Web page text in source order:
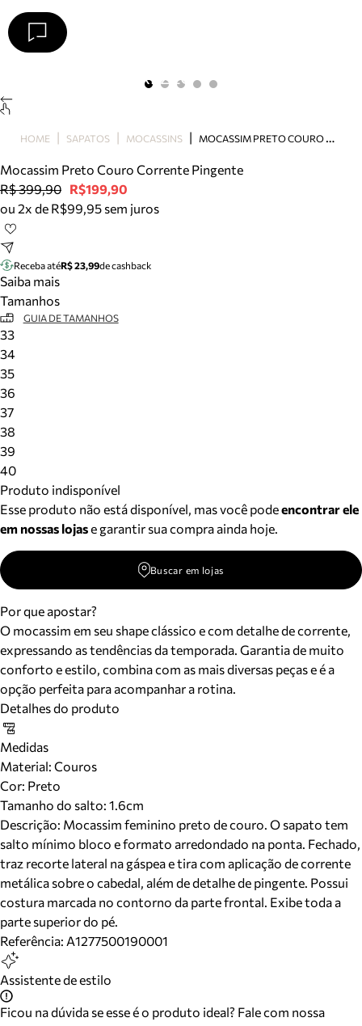
Papete
Scarpin
Mocassim
Bolsa
Tênis
Mule
Rasteira
Precisa de ajuda?
Arezzo
HOME SAPATOS MOCASSINS M
OCASSIM PRETO COURO CORRENTE PINGENTE
Mocassim Preto Couro Corrente Pingente
R$ 399,90 R$199,90
ou 2x de R$99,95 sem juros
Receba atéR$ 23,99de cashback
Saiba mais
Tamanhos
GUIA DE TAMANHOS
33
34
35
36
37
38
39
40
Produto indisponível
Esse produto não está disponível, mas você podeencontrar ele
em nossas lojase garantir sua compra ainda hoje.
Buscar em lojas
Por que apostar?
O mocassim em seu shape clássico e com detalhe de corrente,
expressando as tendências da temporada. Garantia de muito
conforto e estilo, combina com as mais diversas peças e é a
opção perfeita para acompanhar a rotina.
Detalhes do produto
Medidas
Material: Couros
Cor: Preto
Tamanho do salto: 1.6cm
Descrição: Mocassim feminino preto de couro. O sapato tem
salto mínimo bloco e formato arredondado na ponta. Fechado,
traz recorte lateral na gáspea e tira com aplicação de corrente
metálica sobre o cabedal, além de detalhe de pingente. Possui
costura marcada no contorno da parte frontal. Exibe toda a
parte superior do pé.
Referência: A1277500190001
Assistente de estilo
Ficou na dúvida se esse é o produto ideal? Fale com nossa